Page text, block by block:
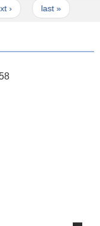
last »